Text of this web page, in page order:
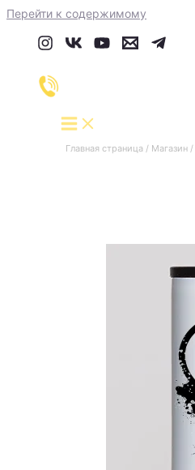
Перейти к содержимому
Главная страница/ Магазин/